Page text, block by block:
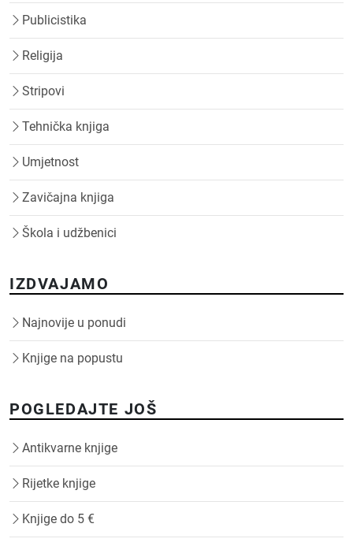
Publicistika
Religija
Stripovi
Tehnička knjiga
Umjetnost
Zavičajna knjiga
Škola i udžbenici
IZDVAJAMO
Najnovije u ponudi
Knjige na popustu
POGLEDAJTE JOŠ
Antikvarne knjige
Rijetke knjige
Knjige do 5 €